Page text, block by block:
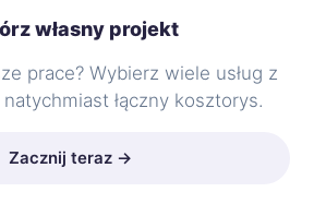
własny projekt
prace? Wybierz wiele usług z
łączny kosztorys.
Zacznij teraz →